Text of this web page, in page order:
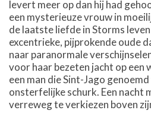
levert meer op dan hij had
een mysterieuze vrouw in
de laatste liefde in Storms
excentrieke, pijprokende oude
naar paranormale
voor haar bezeten jacht op een
een man die Sint-Jago
onsterfelijke schurk. Een nacht
verreweg te verkiezen boven